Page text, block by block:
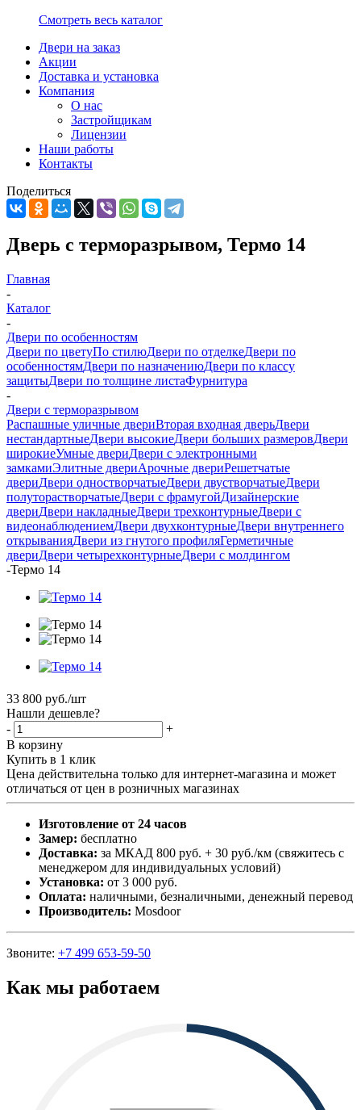
Смотреть весь каталог
Двери на заказ
Акции
Доставка и установка
Компания
О нас
Застройщикам
Лицензии
Наши работы
Контакты
Поделиться
Дверь с терморазрывом, Термо 14
Главная
-
Каталог
-
Двери по особенностям
Двери по цветуПо стилюДвери по отделкеДвери по
особенностямДвери по назначениюДвери по классу
защитыДвери по толщине листаФурнитура
-
Двери с терморазрывом
Распашные уличные двериВторая входная дверьДвери
нестандартныеДвери высокиеДвери больших размеровДвери
широкиеУмные двериДвери с электронными
замкамиЭлитные двериАрочные двериРешетчатые
двериДвери одностворчатыеДвери двустворчатыеДвери
полуторастворчатыеДвери с фрамугойДизайнерские
двериДвери накладныеДвери трехконтурныеДвери с
видеонаблюдениемДвери двухконтурныеДвери внутреннего
открыванияДвери из гнутого профиляГерметичные
двериДвери четырехконтурныеДвери с молдингом
-Термо 14
33 800 руб./шт
Нашли дешевле?
-
+
В корзину
Купить в 1 клик
Цена действительна только для интернет-магазина и может
отличаться от цен в розничных магазинах
Изготовление от 24 часов
Замер: бесплатно
Доставка: за МКАД 800 руб. + 30 руб./км (свяжитесь с
менеджером для индивидуальных условий)
Установка: от 3 000 руб.
Оплата: наличными, безналичными, денежный перевод
Производитель: Mosdoor
Звоните: +7 499 653-59-50
Как мы работаем